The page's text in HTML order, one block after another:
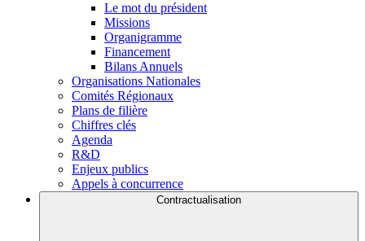
Le mot du président
Missions
Organigramme
Financement
Bilans Annuels
Organisations Nationales
Comités Régionaux
Plans de filière
Chiffres clés
Agenda
R&D
Enjeux publics
Appels à concurrence
Contractualisation